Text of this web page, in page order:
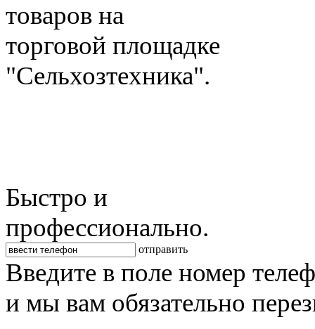
товаров на
торговой площадке
"Сельхозтехника".
Быстро и
профессионально.
отправить
Введите в поле номер
и мы вам обязательно